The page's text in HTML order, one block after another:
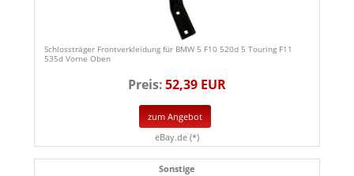
Schlossträger Frontverkleidung für BMW 5 F10 520d 5 Touring F11
535d Vorne Oben
Preis:52,39 EUR
zum Angebot
eBay.de (*)
Sonstige